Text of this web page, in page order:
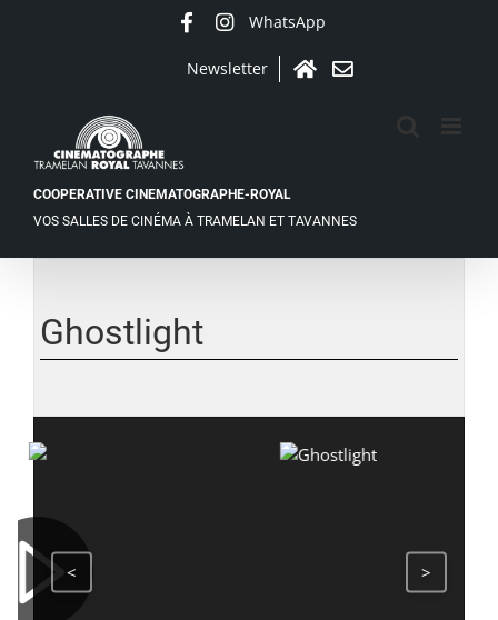
WhatsApp
Newsletter
AccueilContact
COOPERATIVE CINEMATOGRAPHE-ROYAL
VOS SALLES DE CINÉMA À TRAMELAN ET TAVANNES
agrandie
Ghostlight
< >